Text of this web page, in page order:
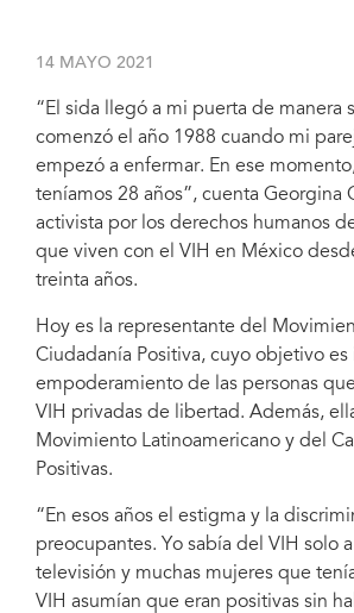
14 MAYO 2021
“El sida llegó a mi puerta de manera
comenzó el año 1988 cuando mi
empezó a enfermar. En ese
teníamos 28 años”, cuenta Georgina
activista por los derechos humanos
que viven con el VIH en México
treinta años.
Hoy es la representante del
Ciudadanía Positiva, cuyo objetivo es
empoderamiento de las personas
VIH privadas de libertad. Además,
Movimiento Latinoamericano y del
Positivas.
“En esos años el estigma y la
preocupantes. Yo sabía del VIH solo
televisión y muchas mujeres que
VIH asumían que eran positivas sin